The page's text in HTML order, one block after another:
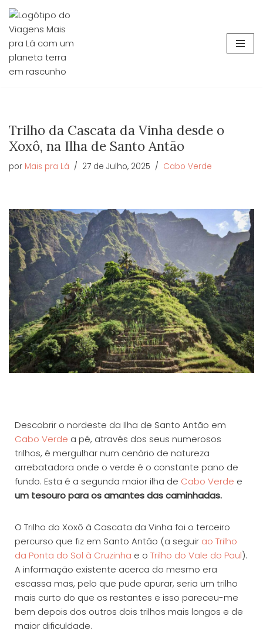
Avançar
para
o
conteúdo
Trilho da Cascata da Vinha desde o
Xoxô, na Ilha de Santo Antão
por Mais pra Lá 27 de Julho, 2025 Cabo Verde
Descobrir o nordeste da Ilha de Santo Antão em
Cabo Verde a pé, através dos seus numerosos
trilhos, é mergulhar num cenário de natureza
arrebatadora onde o verde é o constante pano de
fundo. Esta é a segunda maior ilha de Cabo Verde e
um tesouro para os amantes das caminhadas.
O Trilho do Xoxô à Cascata da Vinha foi o terceiro
percurso que fiz em Santo Antão (a seguir ao Trilho
da Ponta do Sol à Cruzinha e o Trilho do Vale do Paul).
A informação existente acerca do mesmo era
escassa mas, pelo que pude apurar, seria um trilho
mais curto do que os restantes e isso pareceu-me
bem depois dos outros dois trilhos mais longos e de
maior dificuldade.